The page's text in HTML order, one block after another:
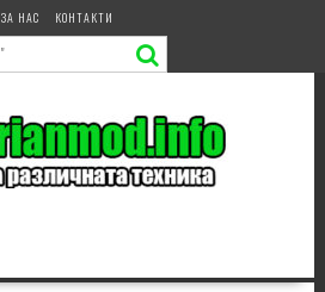
ЗА НАС КОНТАКТИ